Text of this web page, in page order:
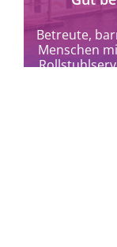
Betreute,
Menschen